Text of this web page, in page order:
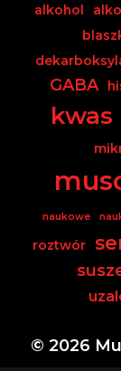
alkohol
GABA
naukowe
roztwór
© 2026